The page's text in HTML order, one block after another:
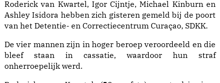
Roderick van Kwartel, Igor Cijntje, Michael Kinburn en
Ashley Isidora hebben zich gisteren gemeld bij de poort
van het Detentie- en Correctiecentrum Curaçao, SDKK.
De vier mannen zijn in hoger beroep veroordeeld en die
bleef staan in cassatie, waardoor hun straf
onherroepelijk werd.